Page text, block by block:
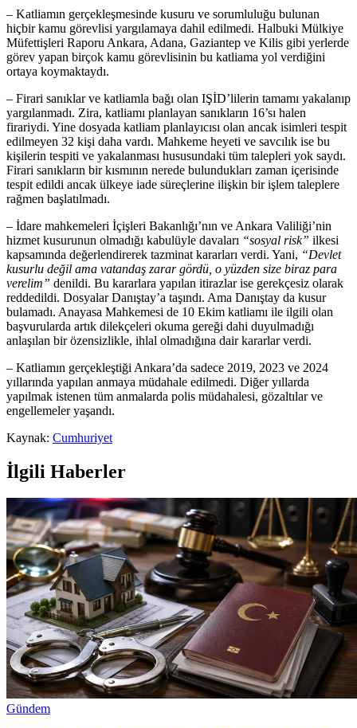
– Katliamın gerçekleşmesinde kusuru ve sorumluluğu bulunan
hiçbir kamu görevlisi yargılamaya dahil edilmedi. Halbuki Mülkiye
Müfettişleri Raporu Ankara, Adana, Gaziantep ve Kilis gibi yerlerde
görev yapan birçok kamu görevlisinin bu katliama yol verdiğini
ortaya koymaktaydı.
– Firari sanıklar ve katliamla bağı olan IŞİD’lilerin tamamı yakalanıp
yargılanmadı. Zira, katliamı planlayan sanıkların 16’sı halen
firariydi. Yine dosyada katliam planlayıcısı olan ancak isimleri tespit
edilmeyen 32 kişi daha vardı. Mahkeme heyeti ve savcılık ise bu
kişilerin tespiti ve yakalanması hususundaki tüm talepleri yok saydı.
Firari sanıkların bir kısmının nerede bulundukları zaman içerisinde
tespit edildi ancak ülkeye iade süreçlerine ilişkin bir işlem taleplere
rağmen başlatılmadı.
– İdare mahkemeleri İçişleri Bakanlığı’nın ve Ankara Valiliği’nin
hizmet kusurunun olmadığı kabulüyle davaları “sosyal risk” ilkesi
kapsamında değerlendirerek tazminat kararları verdi. Yani, “Devlet
kusurlu değil ama vatandaş zarar gördü, o yüzden size biraz para
verelim” denildi. Bu kararlara yapılan itirazlar ise gerekçesiz olarak
reddedildi. Dosyalar Danıştay’a taşındı. Ama Danıştay da kusur
bulamadı. Anayasa Mahkemesi de 10 Ekim katliamı ile ilgili olan
başvurularda artık dilekçeleri okuma gereği dahi duyulmadığı
anlaşılan bir özensizlikle, ihlal olmadığına dair kararlar verdi.
– Katliamın gerçekleştiği Ankara’da sadece 2019, 2023 ve 2024
yıllarında yapılan anmaya müdahale edilmedi. Diğer yıllarda
yapılmak istenen tüm anmalarda polis müdahalesi, gözaltılar ve
engellemeler yaşandı.
Kaynak: Cumhuriyet
İlgili Haberler
Gündem